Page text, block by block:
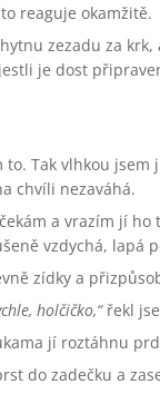
reaguje okamžitě.
zezadu za
je dost
to. Tak vlhkou
chvíli nezaváhá.
a vrazím jí
vzdychá, lapá
zídky a
holčičko, řekl
jí roztáhnu
do zadečku a